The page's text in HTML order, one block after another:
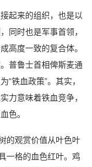
起来的组织，也是以
同时也是军事首领，
高度一致的复合体。
普鲁士首相俾斯麦通
“铁血政策”。其实，
力意味着铁血竞争，
色。
的观赏价值从叶色叶
一格的血色红叶。鸡